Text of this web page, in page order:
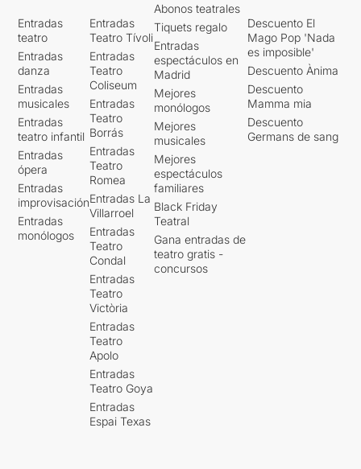
Entradas
teatro
Entradas
danza
Entradas
musicales
Entradas
teatro infantil
Entradas
ópera
Entradas
improvisación
Entradas
monólogos
Entradas
Teatro Tívoli
Entradas
Teatro
Coliseum
Entradas
Teatro
Borrás
Entradas
Teatro
Romea
Entradas La
Villarroel
Entradas
Teatro
Condal
Entradas
Teatro
Victòria
Entradas
Teatro
Apolo
Entradas
Teatro Goya
Entradas
Espai Texas
Abonos teatrales
Tiquets regalo
Entradas
espectáculos en
Madrid
Mejores
monólogos
Mejores
musicales
Mejores
espectáculos
familiares
Black Friday
Teatral
Gana entradas de
teatro gratis -
concursos
Descuento El
Mago Pop 'Nada
es imposible'
Descuento Ànima
Descuento
Mamma mia
Descuento
Germans de sang